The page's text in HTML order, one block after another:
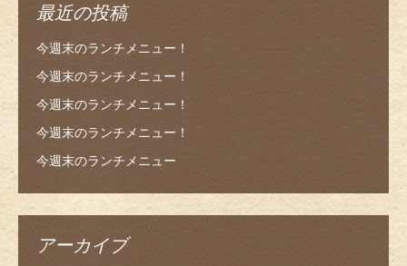
最近の投稿
今週末のランチメニュー！
今週末のランチメニュー！
今週末のランチメニュー！
今週末のランチメニュー！
今週末のランチメニュー
アーカイブ